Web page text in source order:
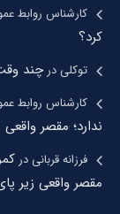
کارشناس روابط
کرد؟
توکلیدرچند
کارشناس روابط
ندارد؛ مقصر
فرزانه قربانیدر
مقصر واقعی زیر